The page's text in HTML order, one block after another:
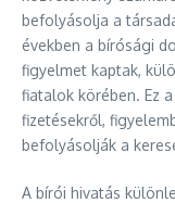
befolyásolja a
években a bírósági
figyelmet kaptak,
fiatalok körében. Ez
fizetésekről,
befolyásolják a
A bírói hivatás